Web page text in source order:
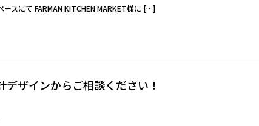
スにて FARMAN KITCHEN MARKET様に […]
ザインからご相談ください！